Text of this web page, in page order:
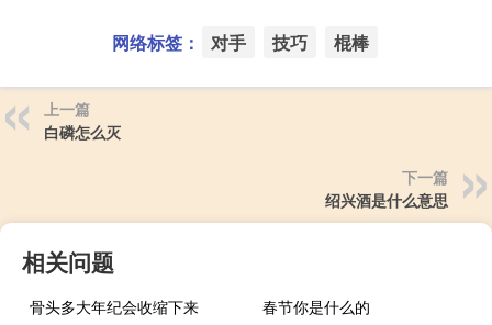
网络标签： 对手 技巧 棍棒
上一篇
白磷怎么灭
下一篇
绍兴酒是什么意思
相关问题
骨头多大年纪会收缩下来 春节你是什么的